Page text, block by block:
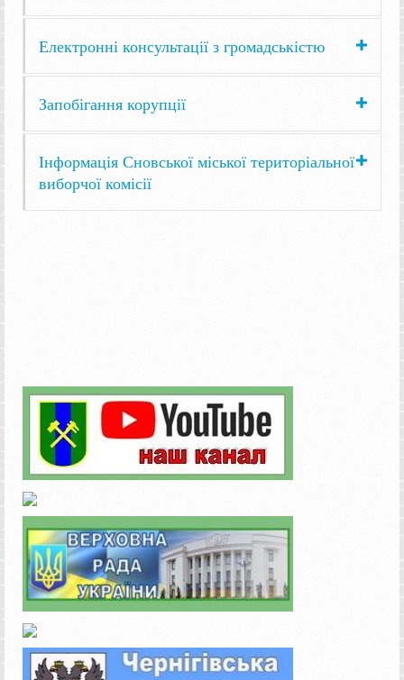
Електронні консультації з громадськістю
Запобігання корупції
Інформація Сновської міської територіальної
виборчої комісії